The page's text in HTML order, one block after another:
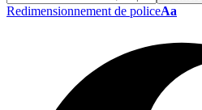
Redimensionnement de policeAa